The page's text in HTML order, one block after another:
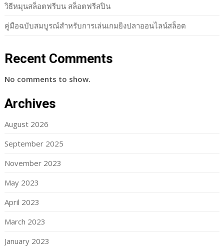
วิธีหมุนสล็อตฟรีบน สล็อตฟรีสปิน
คู่มือฉบับสมบูรณ์สำหรับการเล่นเกมยิงปลาออนไลน์สล็อต
Recent Comments
No comments to show.
Archives
August 2026
September 2025
November 2023
May 2023
April 2023
March 2023
January 2023